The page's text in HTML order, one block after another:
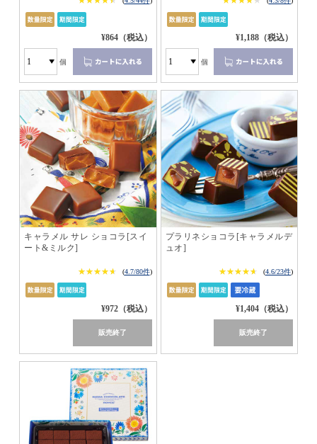
¥864（税込）
個
¥1,188（税込）
個
キャラメル サレ ショコラ[スイ
ート&ミルク]
★★★★★
★★★★★ (4.7/80件)
¥972（税込）
販売終了
プラリネショコラ[キャラメルデ
ュオ]
★★★★★
★★★★★ (4.6/23件)
¥1,404（税込）
販売終了